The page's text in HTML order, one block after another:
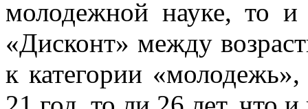
молодежной науке, то и
«Дисконт» между
к категории